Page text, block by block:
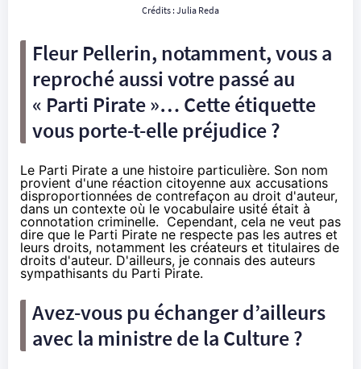
Crédits : Julia Reda
Fleur Pellerin, notamment, vous a
reproché aussi votre passé au
« Parti Pirate »… Cette étiquette
vous porte-t-elle préjudice ?
Le Parti Pirate a une histoire particulière. Son nom
provient d'une réaction citoyenne aux accusations
disproportionnées de contrefaçon au droit d'auteur,
dans un contexte où le vocabulaire usité était à
connotation criminelle. Cependant, cela ne veut pas
dire que le Parti Pirate ne respecte pas les autres et
leurs droits, notamment les créateurs et titulaires de
droits d'auteur. D'ailleurs, je connais des auteurs
sympathisants du Parti Pirate.
Avez-vous pu échanger d’ailleurs
avec la ministre de la Culture ?